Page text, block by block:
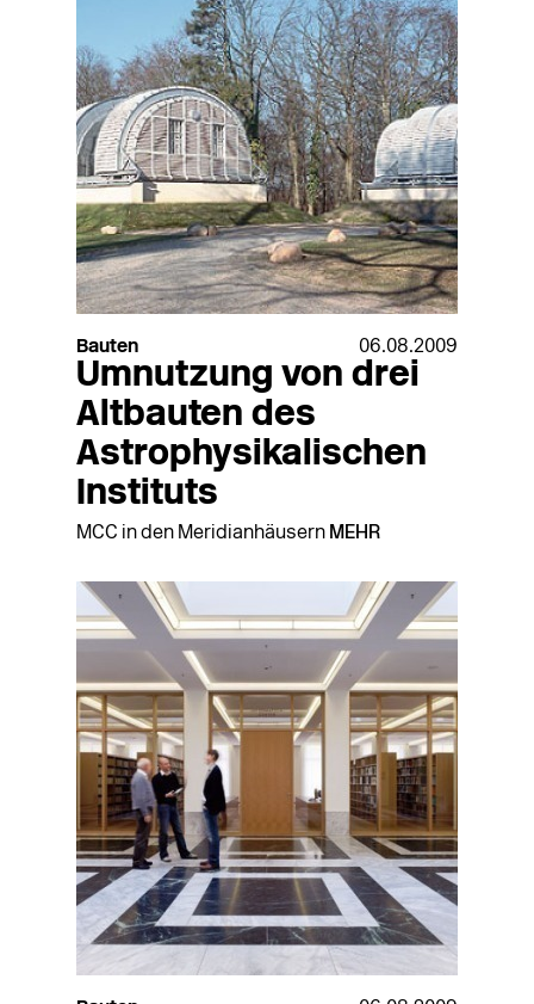
Bauten 06.08.2009
Umnutzung von drei
Altbauten des
Astrophysikalischen
Instituts
MCC in den Meridianhäusern MEHR